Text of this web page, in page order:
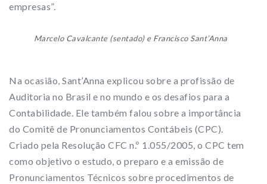
empresas”.
Marcelo Cavalcante (sentado) e Francisco Sant’Anna
Na ocasião, Sant’Anna explicou sobre a profissão de
Auditoria no Brasil e no mundo e os desafios para a
Contabilidade. Ele também falou sobre a importância
do Comitê de Pronunciamentos Contábeis (CPC).
Criado pela Resolução CFC n.º 1.055/2005, o CPC tem
como objetivo o estudo, o preparo e a emissão de
Pronunciamentos Técnicos sobre procedimentos de